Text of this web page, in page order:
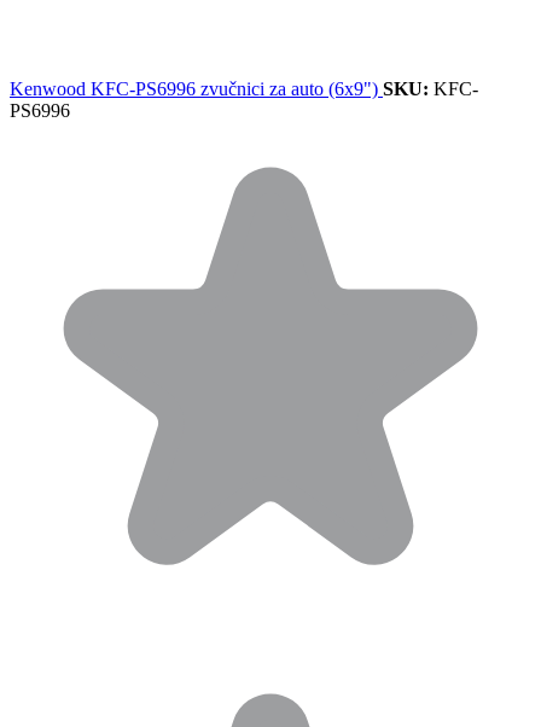
Kenwood KFC-PS6996 zvučnici za auto (6x9") SKU: KFC-
PS6996